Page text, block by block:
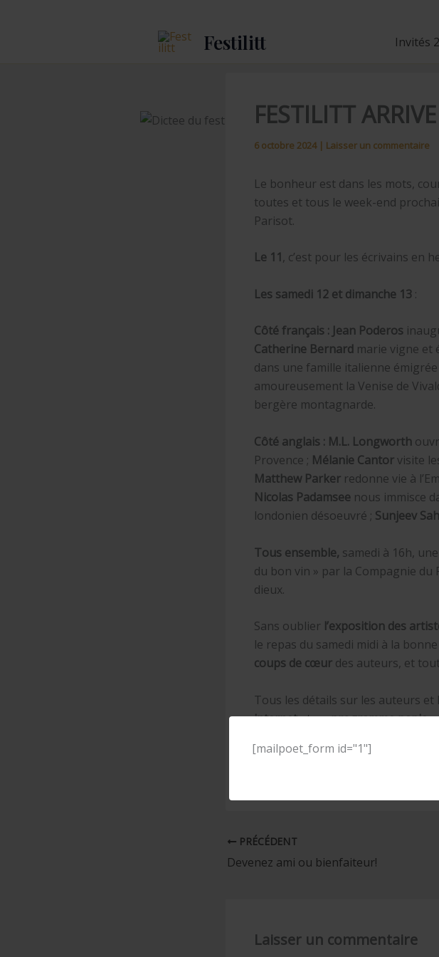
[mailpoet_form id="1"]
Festilitt Invités
FESTILITT
6 octobre 2024 | Laisser un commentaire
Le bonheur est dans les mots,
toutes et tous le week-end
Parisot.
Le 11, c’est pour les écrivains en
Les samedi 12 et dimanche 13 :
Côté français : Jean Poderos
Catherine Bernard marie vigne et
dans une famille italienne émigrée
amoureusement la Venise de
bergère montagnarde.
Côté anglais : M.L. Longworth
Provence ; Mélanie Cantorvisite
Matthew Parker redonne vie à
Nicolas Padamsee nous immisce
londonien désoeuvré ; Sunjeev
Tous ensemble, samedi à 16h, une
du bon vin » par la Compagnie du
dieux.
Sans oublier l’exposition des
le repas du samedi midi à la
coups de cœur des auteurs, et
Tous les détails sur les auteurs
internetet unprogramme papier
Ce week-end, gratuit, stimulant et
PRÉCÉDENT
Devenez ami ou bienfaiteur!
Laisser un commentaire